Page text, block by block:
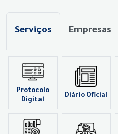
Serviços Empresas
Protocolo
Digital
Diário Oficial